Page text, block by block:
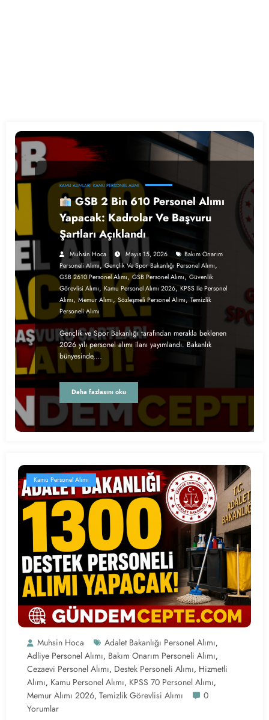
KAMU ALIMLARI KAMU PERSONEL ALIMI
GSB 2 Bin 610 Personel Alımı
Yapacak: Kadrolar Ve Başvuru
Şartları Açıklandı
Muhsin Hoca Mayıs 15, 2026
Bakım Onarım
Personeli Alımı,Gençlik Ve Spor Bakanlığı Personel Alımı,
GSB 2610 Personel Alımı, GSB Personel Alımı,Güvenlik
Görevlisi Alımı, Kamu Personel Alımı 2026,KPSS Ile Personel
Alımı, Memur Alımı,Sözleşmeli Personel Alımı, Temizlik
Personeli Alımı
Gençlik ve Spor Bakanlığı tarafından merakla beklenen
2026 yılı personel alımı ilanı yayımlandı. Bakanlık
bünyesinde,…
Daha fazlasını oku
Kamu Personel Alımı
Muhsin Hoca Adalet Bakanlığı Personel Alımı,
Adliye Personel Alımı, Bakım Onarım Personeli Alımı,
Cezaevi Personel Alımı, Destek Personeli Alımı, Hizmetli
Alımı, Kamu Personel Alımı, KPSS 70 Personel Alımı,
Memur Alımı 2026, Temizlik Görevlisi Alımı
0
Yorumlar